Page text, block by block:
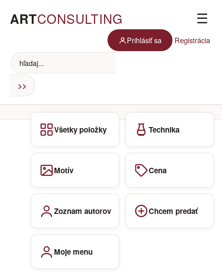
ARTCONSULTING ☰
Prihlásiť sa Registrácia
Všetky položky Technika
Motív Cena
Zoznam autorov Chcem predať
Moje menu